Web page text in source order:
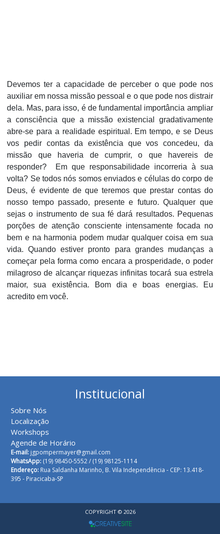
Devemos ter a capacidade de perceber o que pode nos
auxiliar em nossa missão pessoal e o que pode nos distrair
dela. Mas, para isso, é de fundamental importância ampliar
a consciência que a missão existencial gradativamente
abre-se para a realidade espiritual. Em tempo, e se Deus
vos pedir contas da existência que vos concedeu, da
missão que haveria de cumprir, o que havereis de
responder? Em que responsabilidade incorreria à sua
volta? Se todos nós somos enviados e células do corpo de
Deus, é evidente de que teremos que prestar contas do
nosso tempo passado, presente e futuro. Qualquer que
sejas o instrumento de sua fé dará resultados. Pequenas
porções de atenção consciente intensamente focada no
bem e na harmonia podem mudar qualquer coisa em sua
vida. Quando estiver pronto para grandes mudanças a
começar pela forma como encara a prosperidade, o poder
milagroso de alcançar riquezas infinitas tocará sua estrela
maior, sua existência. Bom dia e boas energias. Eu
acredito em você.
Institucional
Sobre Nós
Localização
Workshops
Agende de Horário
E-mail: jgpompermayer@gmail.com
WhatsApp: (19) 98450-5552 / (19) 98125-1114
Endereço: Rua Saldanha Marinho, B. Vila Independência - CEP: 13.418-
395 - Piracicaba-SP
COPYRIGHT © 2026